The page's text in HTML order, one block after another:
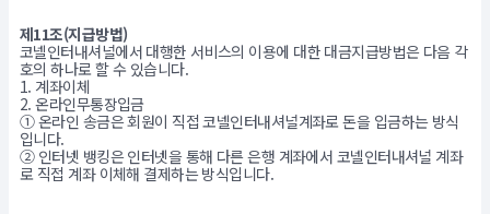
제11조(지급방법)
코넬인터내셔널에서 대행한 서비스의 이용에 대한 대금지급방법은 다음 각
호의 하나로 할 수 있습니다.
1. 계좌이체
2. 온라인무통장입금
① 온라인 송금은 회원이 직접 코넬인터내셔널계좌로 돈을 입금하는 방식
입니다.
② 인터넷 뱅킹은 인터넷을 통해 다른 은행 계좌에서 코넬인터내셔널 계좌
로 직접 계좌 이체해 결제하는 방식입니다.